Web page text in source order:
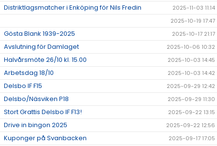
Distriktlagsmatcher i Enköping för Nils Fredin
2025-11-03 11:14
2025-10-19 17:47
Gösta Blank 1939-2025 2025-10-17 21:17
Avslutning för Damlaget 2025-10-06 10:32
Halvårsmöte 26/10 kl. 15.00 2025-10-03 14:45
Arbetsdag 18/10 2025-10-03 14:42
Delsbo IF F15 2025-09-29 12:42
Delsbo/Näsviken P18 2025-09-29 11:30
Stort Grattis Delsbo IF F13! 2025-09-22 13:15
Drive in bingon 2025 2025-09-22 12:56
Kuponger på Svanbacken 2025-09-17 17:05